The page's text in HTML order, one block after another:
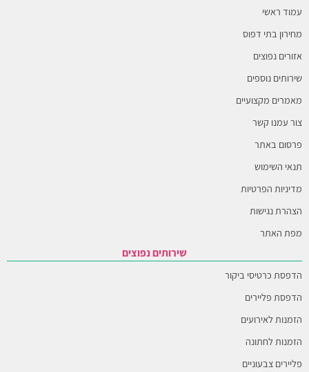
עמוד ראשי
מחירון בתי דפוס
אזורים נפוצים
שירותים נוספים
מאמרים מקצועיים
צור עמנו קשר
פרסום באתר
תנאי השימוש
מדיניות הפרטיות
הצהרת נגישות
מפת האתר
שירותים נפוצים
הדפסת כרטיסי ביקור
הדפסת פליירים
הזמנות לאירועים
הזמנות לחתונה
פליירים צבעוניים